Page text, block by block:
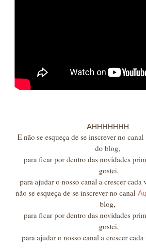
AHHHHHHH
E não se esqueça de se inscrever no canal
do blog,
para ficar por dentro das novidades
gostei,
para ajudar o nosso canal a crescer
não se esqueça de se inscrever no canal
blog,
para ficar por dentro das novidades
gostei,
para ajudar o nosso canal a crescer